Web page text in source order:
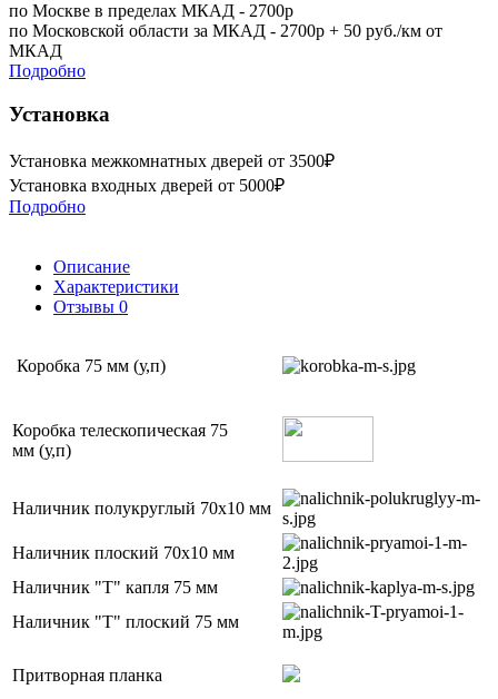
по Москве в пределах МКАД - 2700р
по Московской области за МКАД - 2700р + 50 руб./км от
МКАД
Подробно
Установка
Установка межкомнатных дверей от 3500₽
Установка входных дверей от 5000₽
Подробно
Описание
Характеристики
Отзывы 0
Коробка 75 мм (у,п)
Коробка телескопическая 75
мм (у,п)
Наличник полукруглый 70х10 мм
Наличник плоский 70х10 мм
Наличник "Т" капля 75 мм
Наличник "Т" плоский 75 мм
Притворная планка